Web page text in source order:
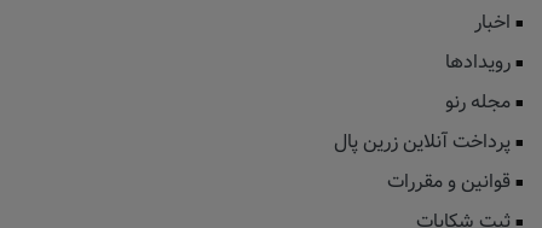
اخبار
رویدادها
مجله رنو
پرداخت آنلاین زرین پال
قوانین و مقررات